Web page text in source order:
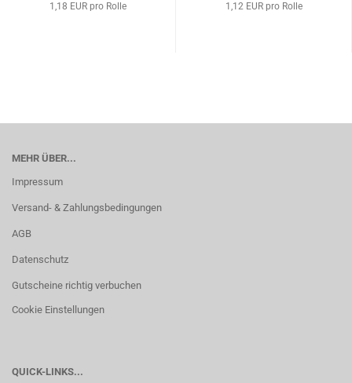
1,18 EUR pro Rolle 1,12 EUR pro Rolle
MEHR ÜBER...
Impressum
Versand- & Zahlungsbedingungen
AGB
Datenschutz
Gutscheine richtig verbuchen
Cookie Einstellungen
QUICK-LINKS...